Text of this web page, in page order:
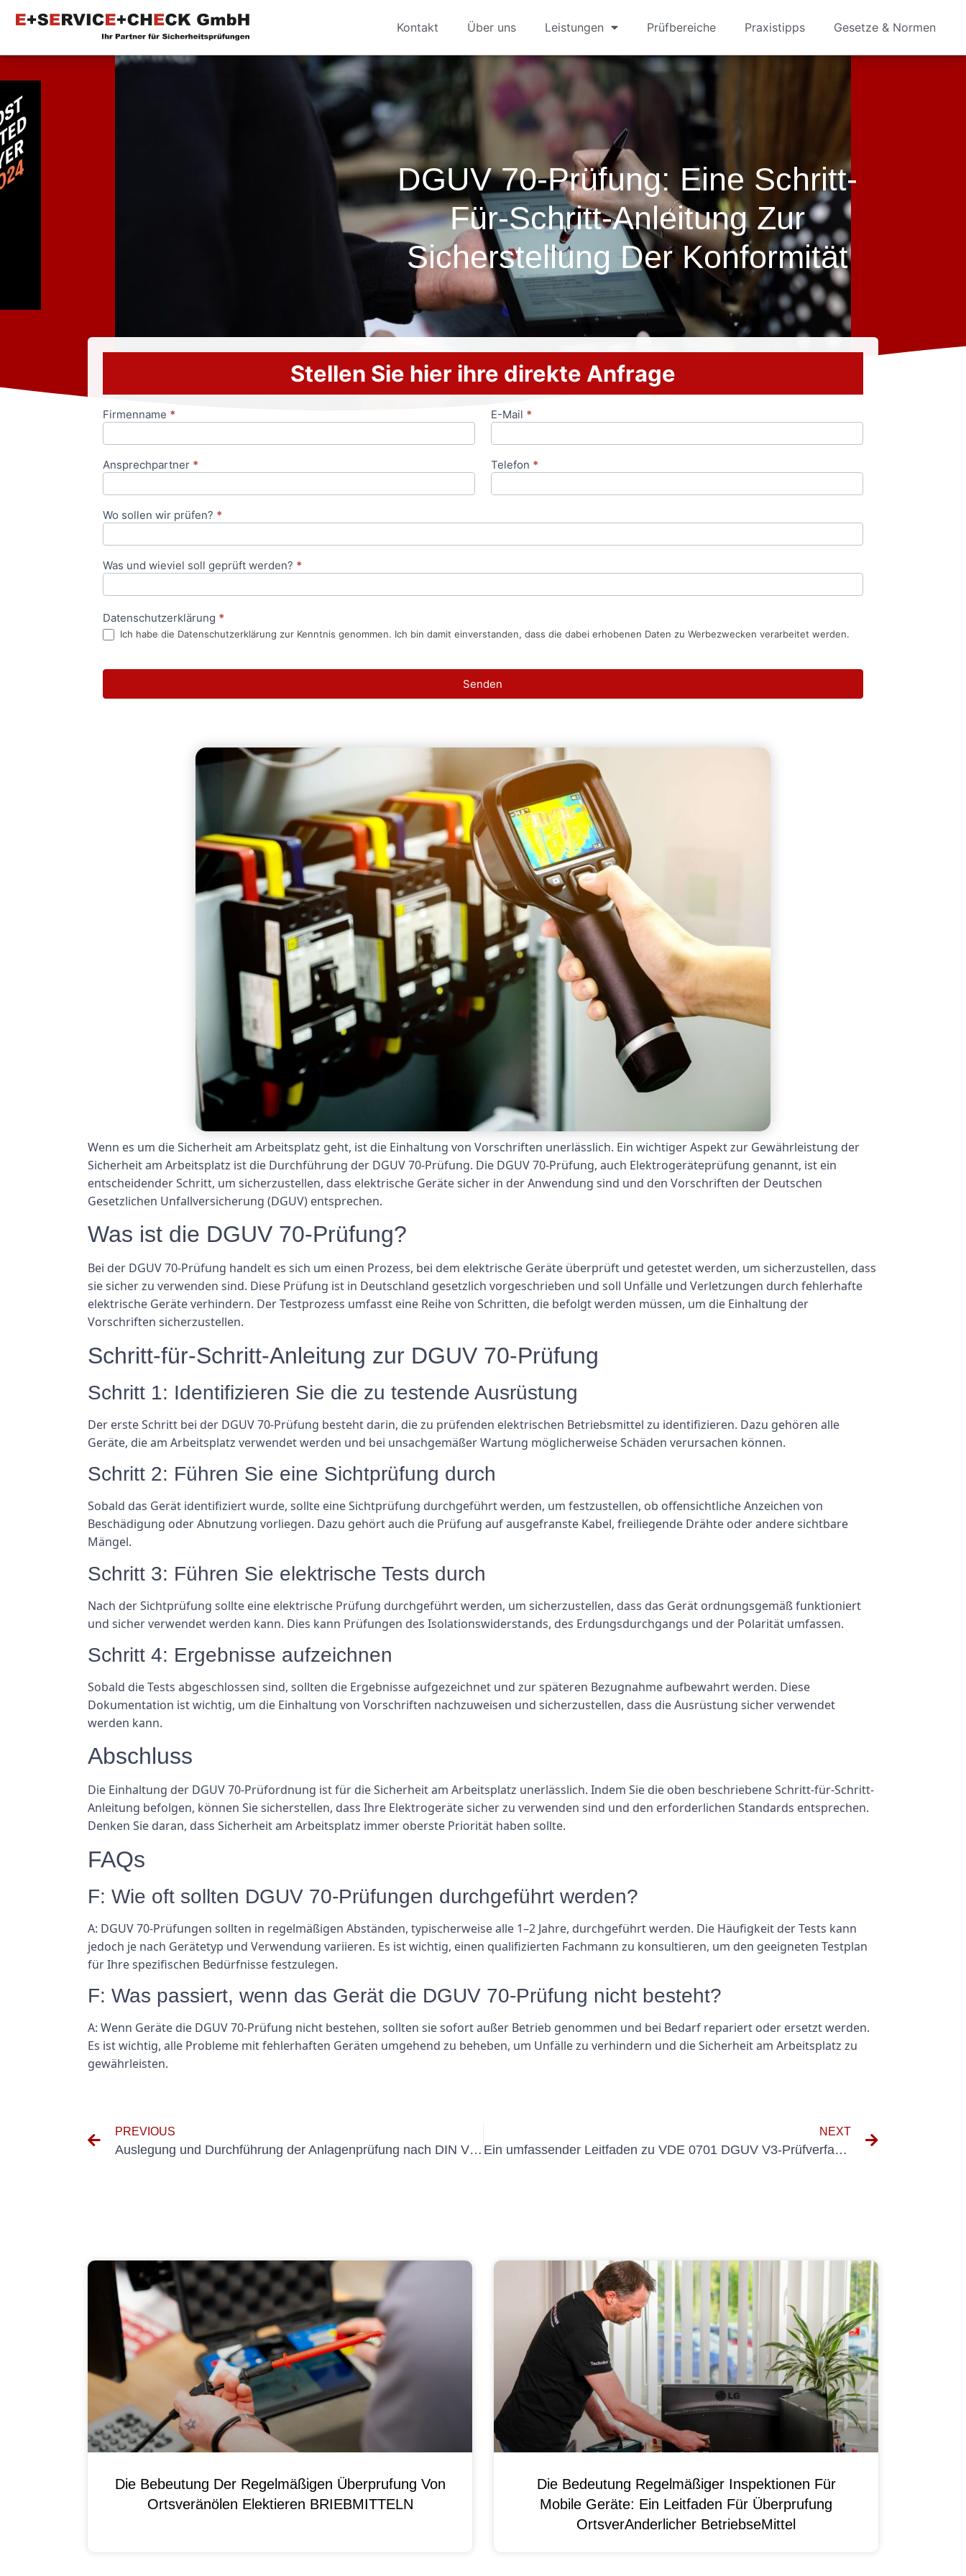
Kontakt Über uns Leistungen Prüfbereiche Praxistipps Gesetze & Normen
DGUV 70-Prüfung: Eine Schritt-
Für-Schritt-Anleitung Zur
Sicherstellung Der Konformität
Stellen Sie hier ihre direkte Anfrage
Anfrageformular
Firmenname * E-Mail *
Ansprechpartner * Telefon *
Wo sollen wir prüfen? *
Was und wieviel soll geprüft werden? *
Datenschutzerklärung *
Ich habe die Datenschutzerklärung zur Kenntnis genommen. Ich bin damit einverstanden, dass die dabei erhobenen Daten zu Werbezwecken verarbeitet werden.
Senden
Wenn es um die Sicherheit am Arbeitsplatz geht, ist die Einhaltung von Vorschriften unerlässlich. Ein wichtiger Aspekt zur Gewährleistung der
Sicherheit am Arbeitsplatz ist die Durchführung der DGUV 70-Prüfung. Die DGUV 70-Prüfung, auch Elektrogeräteprüfung genannt, ist ein
entscheidender Schritt, um sicherzustellen, dass elektrische Geräte sicher in der Anwendung sind und den Vorschriften der Deutschen
Gesetzlichen Unfallversicherung (DGUV) entsprechen.
Was ist die DGUV 70-Prüfung?
Bei der DGUV 70-Prüfung handelt es sich um einen Prozess, bei dem elektrische Geräte überprüft und getestet werden, um sicherzustellen, dass
sie sicher zu verwenden sind. Diese Prüfung ist in Deutschland gesetzlich vorgeschrieben und soll Unfälle und Verletzungen durch fehlerhafte
elektrische Geräte verhindern. Der Testprozess umfasst eine Reihe von Schritten, die befolgt werden müssen, um die Einhaltung der
Vorschriften sicherzustellen.
Schritt-für-Schritt-Anleitung zur DGUV 70-Prüfung
Schritt 1: Identifizieren Sie die zu testende Ausrüstung
Der erste Schritt bei der DGUV 70-Prüfung besteht darin, die zu prüfenden elektrischen Betriebsmittel zu identifizieren. Dazu gehören alle
Geräte, die am Arbeitsplatz verwendet werden und bei unsachgemäßer Wartung möglicherweise Schäden verursachen können.
Schritt 2: Führen Sie eine Sichtprüfung durch
Sobald das Gerät identifiziert wurde, sollte eine Sichtprüfung durchgeführt werden, um festzustellen, ob offensichtliche Anzeichen von
Beschädigung oder Abnutzung vorliegen. Dazu gehört auch die Prüfung auf ausgefranste Kabel, freiliegende Drähte oder andere sichtbare
Mängel.
Schritt 3: Führen Sie elektrische Tests durch
Nach der Sichtprüfung sollte eine elektrische Prüfung durchgeführt werden, um sicherzustellen, dass das Gerät ordnungsgemäß funktioniert
und sicher verwendet werden kann. Dies kann Prüfungen des Isolationswiderstands, des Erdungsdurchgangs und der Polarität umfassen.
Schritt 4: Ergebnisse aufzeichnen
Sobald die Tests abgeschlossen sind, sollten die Ergebnisse aufgezeichnet und zur späteren Bezugnahme aufbewahrt werden. Diese
Dokumentation ist wichtig, um die Einhaltung von Vorschriften nachzuweisen und sicherzustellen, dass die Ausrüstung sicher verwendet
werden kann.
Abschluss
Die Einhaltung der DGUV 70-Prüfordnung ist für die Sicherheit am Arbeitsplatz unerlässlich. Indem Sie die oben beschriebene Schritt-für-Schritt-
Anleitung befolgen, können Sie sicherstellen, dass Ihre Elektrogeräte sicher zu verwenden sind und den erforderlichen Standards entsprechen.
Denken Sie daran, dass Sicherheit am Arbeitsplatz immer oberste Priorität haben sollte.
FAQs
F: Wie oft sollten DGUV 70-Prüfungen durchgeführt werden?
A: DGUV 70-Prüfungen sollten in regelmäßigen Abständen, typischerweise alle 1–2 Jahre, durchgeführt werden. Die Häufigkeit der Tests kann
jedoch je nach Gerätetyp und Verwendung variieren. Es ist wichtig, einen qualifizierten Fachmann zu konsultieren, um den geeigneten Testplan
für Ihre spezifischen Bedürfnisse festzulegen.
F: Was passiert, wenn das Gerät die DGUV 70-Prüfung nicht besteht?
A: Wenn Geräte die DGUV 70-Prüfung nicht bestehen, sollten sie sofort außer Betrieb genommen und bei Bedarf repariert oder ersetzt werden.
Es ist wichtig, alle Probleme mit fehlerhaften Geräten umgehend zu beheben, um Unfälle zu verhindern und die Sicherheit am Arbeitsplatz zu
gewährleisten.
PREVIOUS
Auslegung und Durchführung der Anlagenprüfung nach DIN VDE 0100 Teil 600
NEXT
Ein umfassender Leitfaden zu VDE 0701 DGUV V3-Prüfverfahren und -Anforderungen
Die Bebeutung Der Regelmäßigen Überprufung Von
Ortsveränölen Elektieren BRIEBMITTELN
Die Bedeutung Regelmäßiger Inspektionen Für
Mobile Geräte: Ein Leitfaden Für Überprufung
OrtsverAnderlicher BetriebseMittel